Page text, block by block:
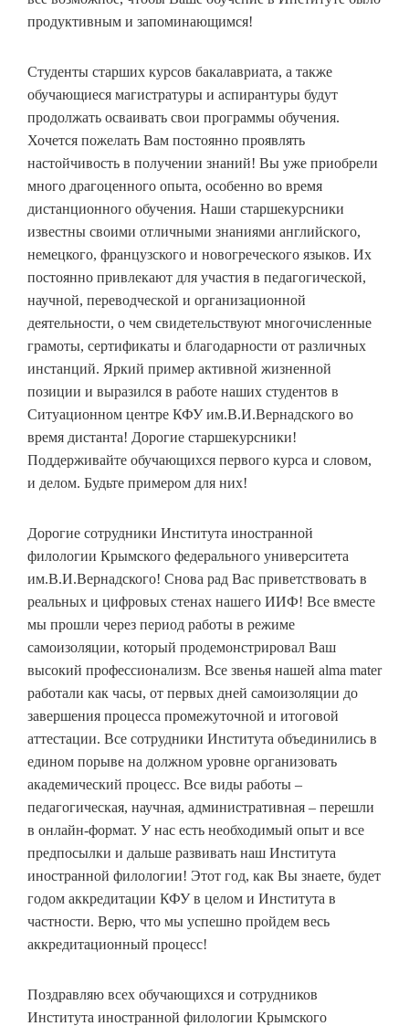
продуктивным и запоминающимся!
Студенты старших курсов бакалавриата, а также
обучающиеся магистратуры и аспирантуры будут
продолжать осваивать свои программы обучения.
Хочется пожелать Вам постоянно проявлять
настойчивость в получении знаний! Вы уже приобрели
много драгоценного опыта, особенно во время
дистанционного обучения. Наши старшекурсники
известны своими отличными знаниями английского,
немецкого, французского и новогреческого языков. Их
постоянно привлекают для участия в педагогической,
научной, переводческой и организационной
деятельности, о чем свидетельствуют многочисленные
грамоты, сертификаты и благодарности от различных
инстанций. Яркий пример активной жизненной
позиции и выразился в работе наших студентов в
Ситуационном центре КФУ им.В.И.Вернадского во
время дистанта! Дорогие старшекурсники!
Поддерживайте обучающихся первого курса и словом,
и делом. Будьте примером для них!
Дорогие сотрудники Института иностранной
филологии Крымского федерального университета
им.В.И.Вернадского! Снова рад Вас приветствовать в
реальных и цифровых стенах нашего ИИФ! Все вместе
мы прошли через период работы в режиме
самоизоляции, который продемонстрировал Ваш
высокий профессионализм. Все звенья нашей alma mater
работали как часы, от первых дней самоизоляции до
завершения процесса промежуточной и итоговой
аттестации. Все сотрудники Института объединились в
едином порыве на должном уровне организовать
академический процесс. Все виды работы –
педагогическая, научная, административная – перешли
в онлайн-формат. У нас есть необходимый опыт и все
предпосылки и дальше развивать наш Института
иностранной филологии! Этот год, как Вы знаете, будет
годом аккредитации КФУ в целом и Института в
частности. Верю, что мы успешно пройдем весь
аккредитационный процесс!
Поздравляю всех обучающихся и сотрудников
Института иностранной филологии Крымского